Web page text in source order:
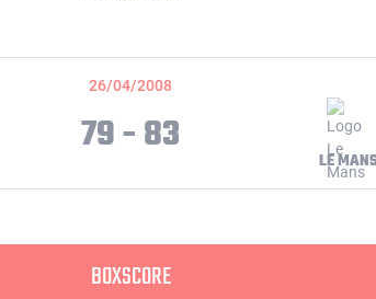
26/04/2008
79 - 83 LE
BOXSCORE